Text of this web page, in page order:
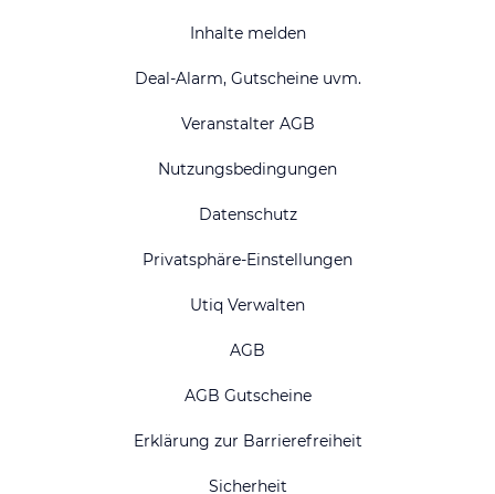
Inhalte melden
Deal-Alarm, Gutscheine uvm.
Veranstalter AGB
Nutzungsbedingungen
Datenschutz
Privatsphäre-Einstellungen
Utiq Verwalten
AGB
AGB Gutscheine
Erklärung zur Barrierefreiheit
Sicherheit